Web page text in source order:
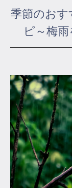
yoggy
ログイン
会員規約に
クラス参加
特定商取引
プライバシ
季節のお
ピ～梅